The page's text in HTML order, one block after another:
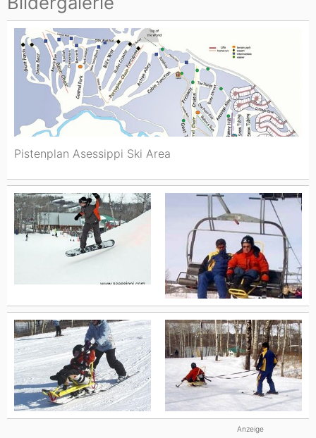
Pistenplan Asessippi Ski Area
Anzeige